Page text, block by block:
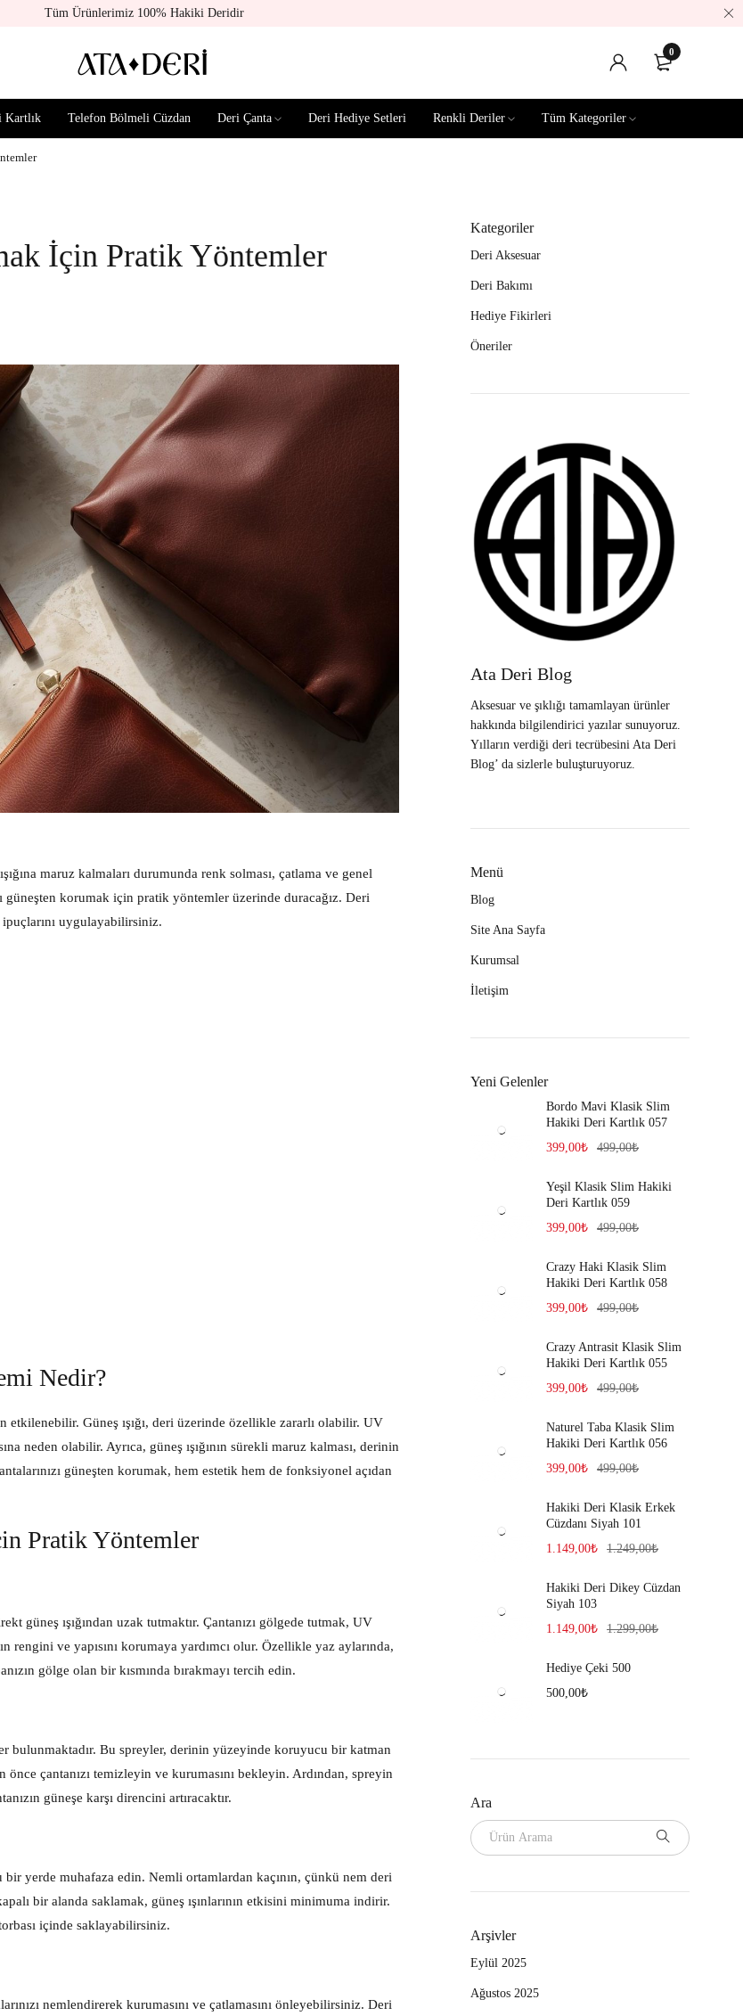
Tüm Ürünlerimiz 100% Hakiki Deridir
0
Kartlık Telefon Bölmeli Cüzdan Deri Çanta Deri Hediye Setleri Renkli Deriler Tüm Kategoriler
İçin Pratik Yöntemler
maruz kalmaları durumunda renk solması, çatlama ve genel
güneşten korumak için pratik yöntemler üzerinde duracağız. Deri
uygulayabilirsiniz.
Nedir?
Güneş ışığı, deri üzerinde özellikle zararlı olabilir. UV
neden olabilir. Ayrıca, güneş ışığının sürekli maruz kalması, derinin
güneşten korumak, hem estetik hem de fonksiyonel açıdan
Pratik Yöntemler
güneş ışığından uzak tutmaktır. Çantanızı gölgede tutmak, UV
rengini ve yapısını korumaya yardımcı olur. Özellikle yaz aylarında,
gölge olan bir kısmında bırakmayı tercih edin.
bulunmaktadır. Bu spreyler, derinin yüzeyinde koruyucu bir katman
önce çantanızı temizleyin ve kurumasını bekleyin. Ardından, spreyin
güneşe karşı direncini artıracaktır.
bir yerde muhafaza edin. Nemli ortamlardan kaçının, çünkü nem deri
bir alanda saklamak, güneş ışınlarının etkisini minimuma indirir.
içinde saklayabilirsiniz.
nemlendirerek kurumasını ve çatlamasını önleyebilirsiniz. Deri
Kategoriler
Deri Aksesuar
Deri Bakımı
Hediye Fikirleri
Öneriler
Ata Deri Blog
Aksesuar ve şıklığı tamamlayan ürünler
hakkında bilgilendirici yazılar sunuyoruz.
Yılların verdiği deri tecrübesini Ata Deri
Blog’ da sizlerle buluşturuyoruz.
Menü
Blog
Site Ana Sayfa
Kurumsal
İletişim
Yeni Gelenler
Bordo Mavi Klasik Slim
Hakiki Deri Kartlık 057
499,00₺
399,00₺
Yeşil Klasik Slim Hakiki
Deri Kartlık 059
499,00₺
399,00₺
Crazy Haki Klasik Slim
Hakiki Deri Kartlık 058
499,00₺
399,00₺
Crazy Antrasit Klasik Slim
Hakiki Deri Kartlık 055
499,00₺
399,00₺
Naturel Taba Klasik Slim
Hakiki Deri Kartlık 056
499,00₺
399,00₺
Hakiki Deri Klasik Erkek
Cüzdanı Siyah 101
1.249,00₺
1.149,00₺
Hakiki Deri Dikey Cüzdan
Siyah 103
1.299,00₺
1.149,00₺
Hediye Çeki 500
500,00₺
Ara
Arşivler
Eylül 2025
Ağustos 2025